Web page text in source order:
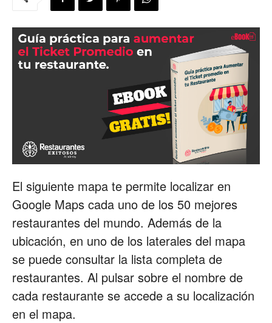
Restaurantes
|
de
Restaurantes
El siguiente mapa te permite localizar en
Google Maps cada uno de los 50 mejores
restaurantes del mundo. Además de la
ubicación, en uno de los laterales del mapa
se puede consultar la lista completa de
restaurantes. Al pulsar sobre el nombre de
cada restaurante se accede a su localización
en el mapa.